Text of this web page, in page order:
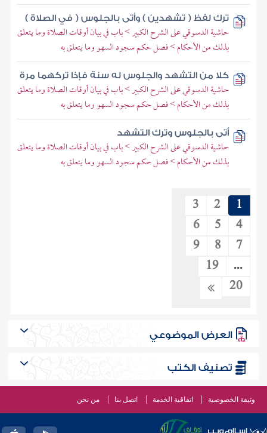
ترك لفظ ( تشهدين ) وأتى بالجلوس ( في الصلاة )
حاشية الدسوقي على الشرح الكبير > باب في بيان أوقات الصلاة وما يتعلق
بذلك من الأحكام > فصل حكم سجود السهو وما يتعلق به
كلا من التشهد والجلوس له سنة فإذا تركهما مرة
حاشية الدسوقي على الشرح الكبير > باب في بيان أوقات الصلاة وما يتعلق
بذلك من الأحكام > فصل حكم سجود السهو وما يتعلق به
أتى بالجلوس وترك التشهد
حاشية الدسوقي على الشرح الكبير > باب في بيان أوقات الصلاة وما يتعلق
بذلك من الأحكام > فصل حكم سجود السهو وما يتعلق به
1
2
3
4
5
6
7
8
9
...
19
20
العرض الموضوعي
تصنيف الكتب
وثيقة الخصوصية اتفاقية الخدمة اتصل بنا من نحن